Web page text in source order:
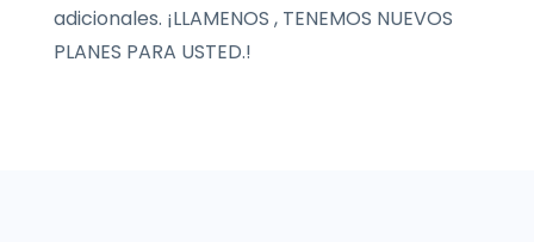
adicionales. ¡LLAMENOS , TENEMOS NUEVOS
PLANES PARA USTED.!